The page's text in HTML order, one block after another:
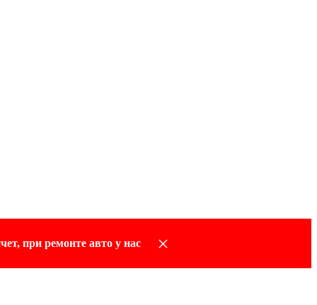
×
при ремонте авто у нас